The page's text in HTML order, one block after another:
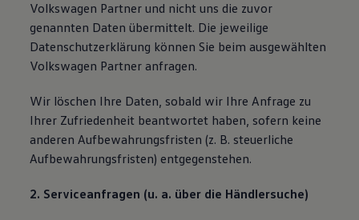
Volkswagen Partner und nicht uns die zuvor
genannten Daten übermittelt. Die jeweilige
Datenschutzerklärung können Sie beim ausgewählten
Volkswagen Partner anfragen.
Wir löschen Ihre Daten, sobald wir Ihre Anfrage zu
Ihrer Zufriedenheit beantwortet haben, sofern keine
anderen Aufbewahrungsfristen (z. B. steuerliche
Aufbewahrungsfristen) entgegenstehen.
2. Serviceanfragen (u. a. über die Händlersuche)